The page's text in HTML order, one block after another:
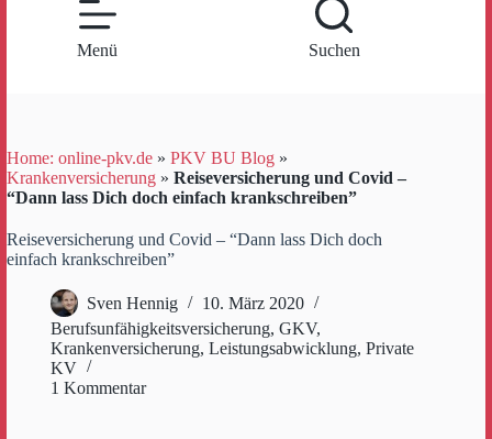
Menü Suchen
Home: online-pkv.de » PKV BU Blog »
Krankenversicherung » Reiseversicherung und Covid –
“Dann lass Dich doch einfach krankschreiben”
Reiseversicherung und Covid – “Dann lass Dich doch
einfach krankschreiben”
Sven Hennig
10. März 2020
Berufsunfähigkeitsversicherung, GKV,
Krankenversicherung, Leistungsabwicklung, Private
KV
1 Kommentar